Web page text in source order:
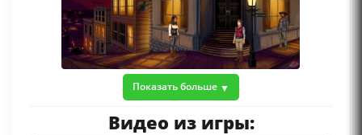
Показать больше
Видео из игры: